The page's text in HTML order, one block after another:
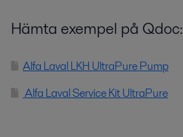
Hämta exempel på Qdoc:
Alfa Laval LKH UltraPure Pump
Alfa Laval Service Kit UltraPure